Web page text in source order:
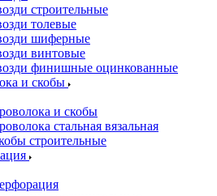
строительные
толевые
шиферные
винтовые
финишные оцинкованные
и скобы
и скобы
стальная вязальная
строительные